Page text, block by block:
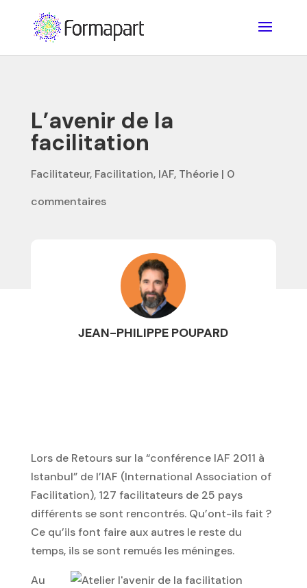
L’avenir de la
facilitation
Facilitateur, Facilitation, IAF, Théorie| 0
commentaires
JEAN-PHILIPPE POUPARD
Lors de Retours sur la “conférence IAF 2011 à
Istanbul” de l’IAF (International Association of
Facilitation), 127 facilitateurs de 25 pays
différents se sont rencontrés. Qu’ont-ils fait ?
Ce qu’ils font faire aux autres le reste du
temps, ils se sont remués les méninges.
Au